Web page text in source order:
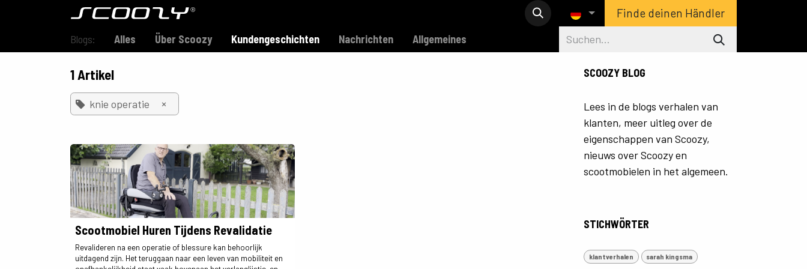
Zum Inhalt springen Finde deinen Händler
Blogs: Alles Über Scoozy Kundengeschichten Nachrichten Allgemeines
1 Artikel
knie operatie ×
Scootmobiel Huren Tijdens Revalidatie
Revalideren na een operatie of blessure kan behoorlijk
uitdagend zijn. Het teruggaan naar een leven van mobiliteit en
SCOOZY BLOG
Lees in de blogs verhalen van
klanten, meer uitleg over de
eigenschappen van Scoozy,
nieuws over Scoozy en
scootmobielen in het algemeen.
STICHWÖRTER
klantverhalen sarah kingsma